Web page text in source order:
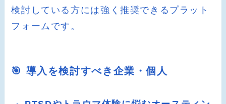
検討している方には強く推奨できるプラット
フォームです。
🎯 導入を検討すべき企業・個人